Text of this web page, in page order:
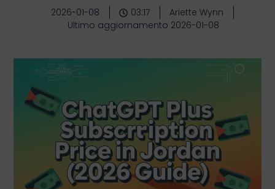
2026-01-08 03:17
Ariette Wynn
Ultimo aggiornamento 2026-01-08